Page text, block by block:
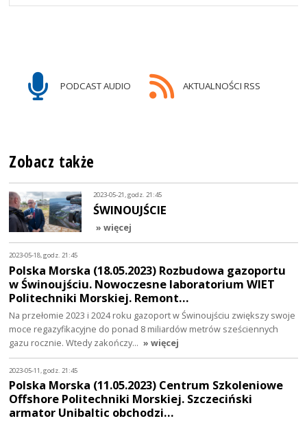
PODCAST AUDIO AKTUALNOŚCI RSS
Zobacz także
2023-05-21, godz. 21:45
ŚWINOUJŚCIE
» więcej
2023-05-18, godz. 21:45
Polska Morska (18.05.2023) Rozbudowa gazoportu
w Świnoujściu. Nowoczesne laboratorium WIET
Politechniki Morskiej. Remont…
Na przełomie 2023 i 2024 roku gazoport w Świnoujściu zwiększy swoje
moce regazyfikacyjne do ponad 8 miliardów metrów sześciennych
gazu rocznie. Wtedy zakończy… » więcej
2023-05-11, godz. 21:45
Polska Morska (11.05.2023) Centrum Szkoleniowe
Offshore Politechniki Morskiej. Szczeciński
armator Unibaltic obchodzi…